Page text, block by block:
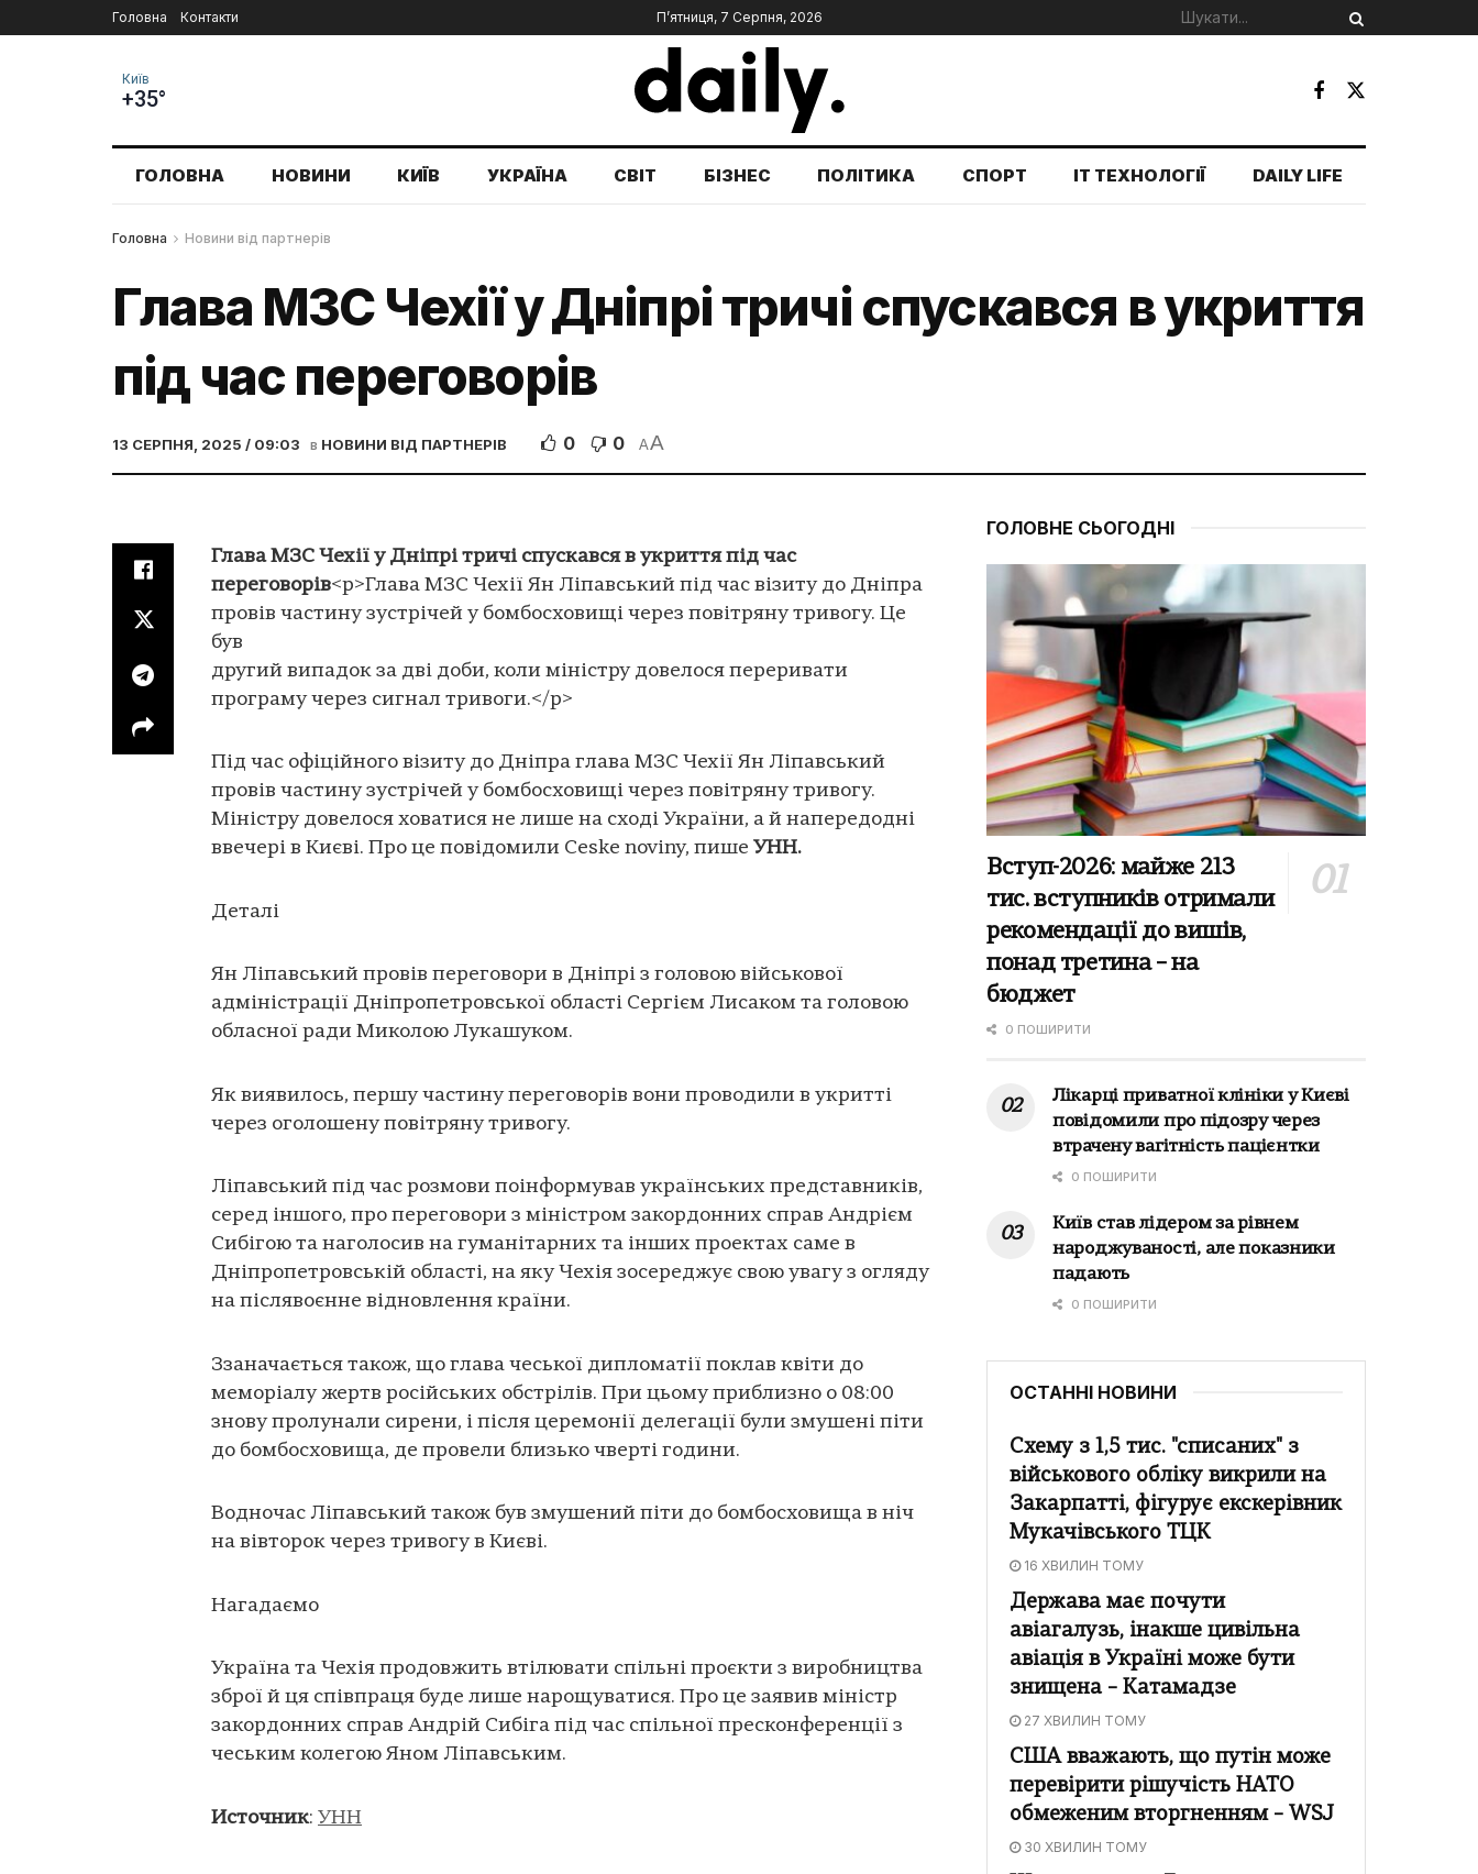
Головна Контакти П’ятниця, 7 Серпня, 2026
Київ
+35°
ГОЛОВНА НОВИНИ КИЇВ УКРАЇНА СВІТ БІЗНЕС ПОЛІТИКА СПОРТ IT ТЕХНОЛОГІЇ DAILY LIFE
Головна Новини від партнерів
Глава МЗС Чехії у Дніпрі тричі спускався в укриття
під час переговорів
13 СЕРПНЯ, 2025 / 09:03 в НОВИНИ ВІД ПАРТНЕРІВ 0 0 AA
Глава МЗС Чехії у Дніпрі тричі спускався в укриття під час
переговорів<p>Глава МЗС Чехії Ян Ліпавський під час візиту до Дніпра
провів частину зустрічей у бомбосховищі через повітряну тривогу. Це
був
другий випадок за дві доби, коли міністру довелося переривати
програму через сигнал тривоги.</p>
Під час офіційного візиту до Дніпра глава МЗС Чехії Ян Ліпавський
провів частину зустрічей у бомбосховищі через повітряну тривогу.
Міністру довелося ховатися не лише на сході України, а й напередодні
ввечері в Києві. Про це повідомили Сeske noviny, пише УНН.
Деталі
Ян Ліпавський провів переговори в Дніпрі з головою військової
адміністрації Дніпропетровської області Сергієм Лисаком та головою
обласної ради Миколою Лукашуком.
Як виявилось, першу частину переговорів вони проводили в укритті
через оголошену повітряну тривогу.
Ліпавський під час розмови поінформував українських представників,
серед іншого, про переговори з міністром закордонних справ Андрієм
Сибігою та наголосив на гуманітарних та інших проектах саме в
Дніпропетровській області, на яку Чехія зосереджує свою увагу з огляду
на післявоєнне відновлення країни.
Ззаначається також, що глава чеської дипломатії поклав квіти до
меморіалу жертв російських обстрілів. При цьому приблизно о 08:00
знову пролунали сирени, і після церемонії делегації були змушені піти
до бомбосховища, де провели близько чверті години.
Водночас Ліпавський також був змушений піти до бомбосховища в ніч
на вівторок через тривогу в Києві.
Нагадаємо
Україна та Чехія продовжить втілювати спільні проєкти з виробництва
зброї й ця співпраця буде лише нарощуватися. Про це заявив міністр
закордонних справ Андрій Сибіга під час спільної пресконференції з
чеським колегою Яном Ліпавським.
Источник: УНН
ГОЛОВНЕ СЬОГОДНІ
Вступ-2026: майже 213
тис. вступників отримали
рекомендації до вишів,
понад третина – на
бюджет
0 ПОШИРИТИ
Лікарці приватної клініки у Києві
повідомили про підозру через
втрачену вагітність пацієнтки
0 ПОШИРИТИ
Київ став лідером за рівнем
народжуваності, але показники
падають
0 ПОШИРИТИ
ОСТАННІ НОВИНИ
Схему з 1,5 тис. "списаних" з
військового обліку викрили на
Закарпатті, фігурує екскерівник
Мукачівського ТЦК
16 ХВИЛИН ТОМУ
Держава має почути
авіагалузь, інакше цивільна
авіація в Україні може бути
знищена – Катамадзе
27 ХВИЛИН ТОМУ
США вважають, що путін може
перевірити рішучість НАТО
обмеженим вторгненням – WSJ
30 ХВИЛИН ТОМУ